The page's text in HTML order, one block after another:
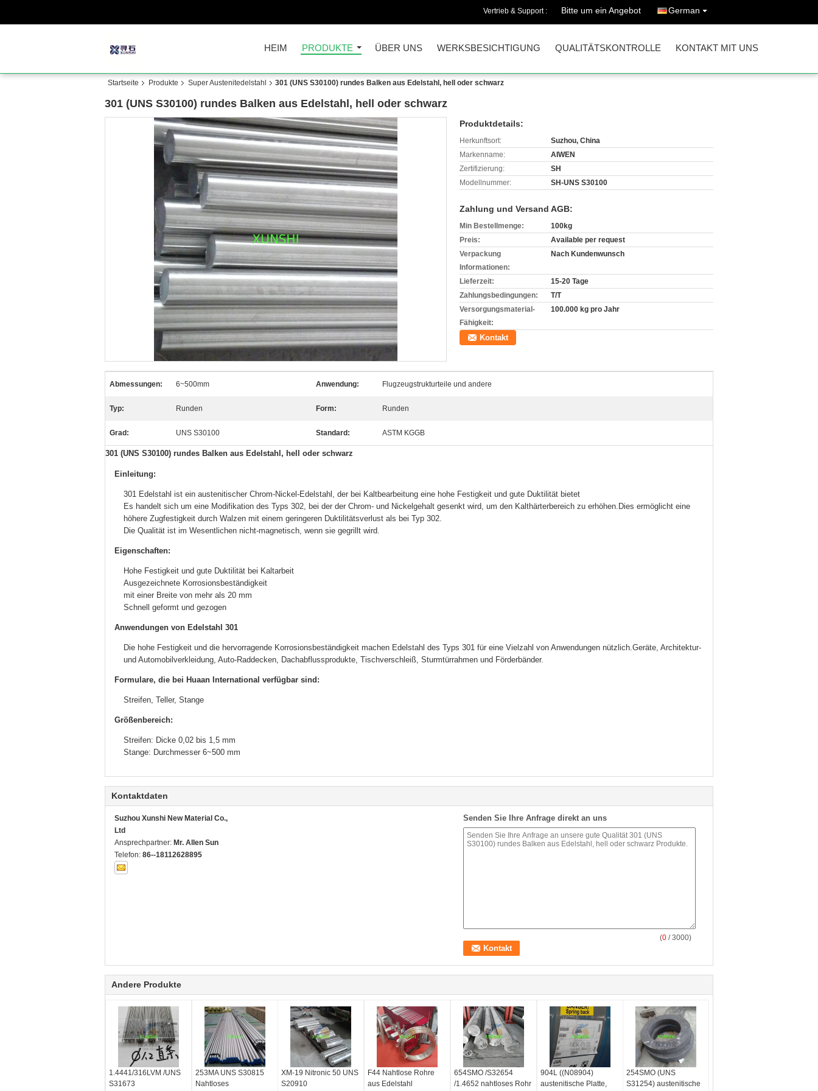
Vertrieb & Support : Bitte um ein Angebot German
HEIM PRODUKTE ÜBER UNS WERKSBESICHTIGUNG QUALITÄTSKONTROLLE KONTAKT MIT UNS
Startseite Produkte Super Austenitedelstahl 301 (UNS S30100) rundes Balken aus Edelstahl, hell oder schwarz
301 (UNS S30100) rundes Balken aus Edelstahl, hell oder schwarz
Produktdetails:
Herkunftsort:
Suzhou, China
Markenname:
AIWEN
Zertifizierung:
SH
Modellnummer:
SH-UNS S30100
Zahlung und Versand AGB:
Min Bestellmenge:
100kg
Preis:
Available per request
Verpackung
Informationen:
Nach Kundenwunsch
Lieferzeit:
15-20 Tage
Zahlungsbedingungen:
T/T
Versorgungsmaterial-
Fähigkeit:
100.000 kg pro Jahr
Kontakt
Abmessungen: 6~500mm Anwendung: Flugzeugstrukturteile und andere
Typ: Runden Form: Runden
Grad: UNS S30100 Standard: ASTM KGGB
301 (UNS S30100) rundes Balken aus Edelstahl, hell oder schwarz
Einleitung:
301 Edelstahl ist ein austenitischer Chrom-Nickel-Edelstahl, der bei Kaltbearbeitung eine hohe Festigkeit und gute Duktilität bietet
Es handelt sich um eine Modifikation des Typs 302, bei der der Chrom- und Nickelgehalt gesenkt wird, um den Kalthärterbereich zu erhöhen.Dies ermöglicht eine
höhere Zugfestigkeit durch Walzen mit einem geringeren Duktilitätsverlust als bei Typ 302.
Die Qualität ist im Wesentlichen nicht-magnetisch, wenn sie gegrillt wird.
Eigenschaften:
Hohe Festigkeit und gute Duktilität bei Kaltarbeit
Ausgezeichnete Korrosionsbeständigkeit
mit einer Breite von mehr als 20 mm
Schnell geformt und gezogen
Anwendungen von Edelstahl 301
Die hohe Festigkeit und die hervorragende Korrosionsbeständigkeit machen Edelstahl des Typs 301 für eine Vielzahl von Anwendungen nützlich.Geräte, Architektur-
und Automobilverkleidung, Auto-Raddecken, Dachabflussprodukte, Tischverschleiß, Sturmtürrahmen und Förderbänder.
Formulare, die bei Huaan International verfügbar sind:
Streifen, Teller, Stange
Größenbereich:
Streifen: Dicke 0,02 bis 1,5 mm
Stange: Durchmesser 6~500 mm
Kontaktdaten
Suzhou Xunshi New Material Co.,
Ltd
Ansprechpartner: Mr. Allen Sun
Telefon: 86--18112628895
Senden Sie Ihre Anfrage direkt an uns
(0 / 3000)
Andere Produkte
1.4441/316LVM /UNS
S31673
253MA UNS S30815
Nahtloses
XM-19 Nitronic 50 UNS
S20910
F44 Nahtlose Rohre
aus Edelstahl
654SMO /S32654
/1.4652 nahtloses Rohr
904L ((N08904)
austenitische Platte,
254SMO (UNS
S31254) austenitische